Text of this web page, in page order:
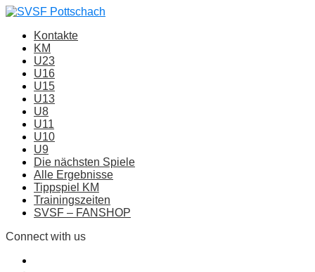
Kontakte
KM
U23
U16
U15
U13
U8
U11
U10
U9
Die nächsten Spiele
Alle Ergebnisse
Tippspiel KM
Trainingszeiten
SVSF – FANSHOP
Connect with us